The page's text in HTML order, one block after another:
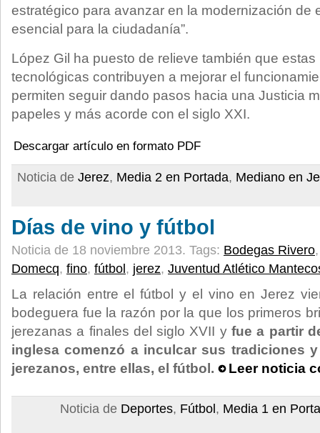
estratégico para avanzar en la modernización de
esencial para la ciudadanía”.
López Gil ha puesto de relieve también que
tecnológicas contribuyen a mejorar el
permiten seguir dando pasos hacia una Justicia
papeles y más acorde con el siglo XXI.
Descargar artículo en formato PDF
Noticia de Jerez, Media 2 en Portada, Mediano en
Días de vino y fútbol
Noticia de 18 noviembre 2013. Tags: Bodegas Rivero
Domecq, fino, fútbol , jerez, Juventud Atlético
La relación entre el fútbol y el vino en Jerez
bodeguera fue la razón por la que los primeros
jerezanas a finales del siglo XVII y fue a partir
inglesa comenzó a inculcar sus tradiciones
jerezanos, entre ellas, el fútbol.
Leer noticia
Noticia de Deportes, Fútbol , Media 1 en